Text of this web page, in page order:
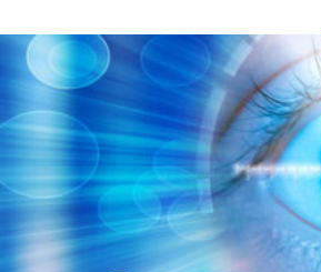
to
contentvinivida.lk